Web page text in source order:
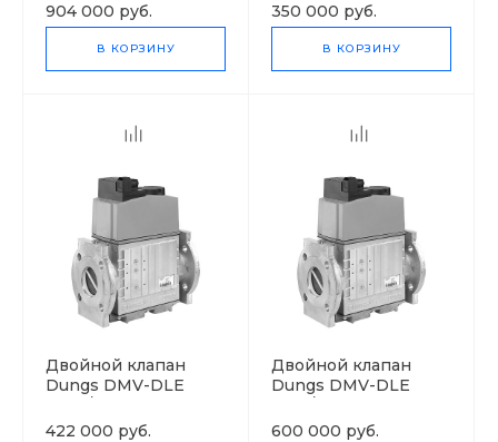
904 000 руб.
В КОРЗИНУ
350 000 руб.
В КОРЗИНУ
Двойной клапан
Dungs DMV-DLE
422 000 руб.
Двойной клапан
Dungs DMV-DLE
600 000 руб.